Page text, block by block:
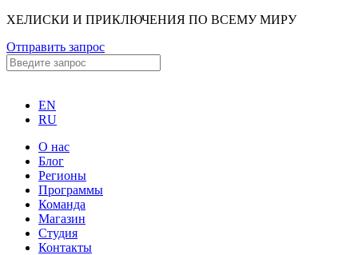
ХЕЛИСКИ И ПРИКЛЮЧЕНИЯ ПО ВСЕМУ МИРУ
Отправить запрос
EN
RU
О нас
Блог
Регионы
Программы
Команда
Магазин
Студия
Контакты